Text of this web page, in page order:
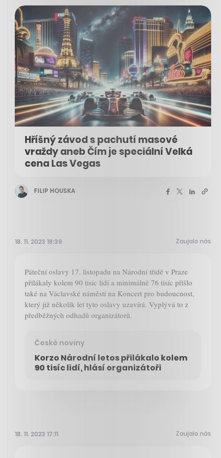
Hříšný závod s pachutí masové
vraždy aneb Čím je speciální Velká
cena Las Vegas
FILIP HOUSKA
18. 11. 2023 18:39 Zaujalo nás
Páteční oslavy 17. listopadu na Národní třídě v Praze
přilákaly kolem 90 tisíc lidí a minimálně 76 tisíc přišlo
také na Václavské náměstí na Koncert pro budoucnost,
který již několik let tyto oslavy uzavírá. Vyplývá to z
předběžných odhadů organizátorů.
České noviny
Korzo Národní letos přilákalo kolem
90 tisíc lidí, hlásí organizátoři
18. 11. 2023 17:11 Zaujalo nás